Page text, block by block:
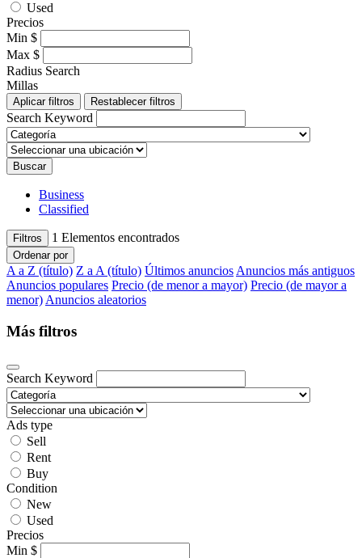
Used
Precios
Min $
Max $
Radius Search
Millas
Aplicar filtros Restablecer filtros
Search Keyword
Buscar
Business
Classified
Filtros 1 Elementos encontrados
Ordenar por
A a Z (título) Z a A (título) Últimos anuncios Anuncios más antiguos
Anuncios populares Precio (de menor a mayor) Precio (de mayor a
menor) Anuncios aleatorios
Más filtros
Search Keyword
Ads type
Sell
Rent
Buy
Condition
New
Used
Precios
Min $